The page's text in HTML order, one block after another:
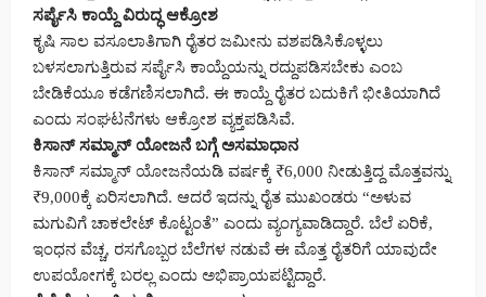
ಸರ್ಪೈಸಿ ಕಾಯ್ದೆ ವಿರುದ್ಧ ಆಕ್ರೋಶ
ಕೃಷಿ ಸಾಲ ವಸೂಲಾತಿಗಾಗಿ ರೈತರ ಜಮೀನು ವಶಪಡಿಸಿಕೊಳ್ಳಲು
ಬಳಸಲಾಗುತ್ತಿರುವ ಸರ್ಪೈಸಿ ಕಾಯ್ದೆಯನ್ನು ರದ್ದುಪಡಿಸಬೇಕು ಎಂಬ
ಬೇಡಿಕೆಯೂ ಕಡೆಗಣಿಸಲಾಗಿದೆ. ಈ ಕಾಯ್ದೆ ರೈತರ ಬದುಕಿಗೆ ಭೀತಿಯಾಗಿದೆ
ಎಂದು ಸಂಘಟನೆಗಳು ಆಕ್ರೋಶ ವ್ಯಕ್ತಪಡಿಸಿವೆ.
ಕಿಸಾನ್ ಸಮ್ಮಾನ್ ಯೋಜನೆ ಬಗ್ಗೆ ಅಸಮಾಧಾನ
ಕಿಸಾನ್ ಸಮ್ಮಾನ್ ಯೋಜನೆಯಡಿ ವರ್ಷಕ್ಕೆ ₹6,000 ನೀಡುತ್ತಿದ್ದ ಮೊತ್ತವನ್ನು
₹9,000ಕ್ಕೆ ಏರಿಸಲಾಗಿದೆ. ಆದರೆ ಇದನ್ನು ರೈತ ಮುಖಂಡರು “ಅಳುವ
ಮಗುವಿಗೆ ಚಾಕಲೇಟ್ ಕೊಟ್ಟಂತೆ” ಎಂದು ವ್ಯಂಗ್ಯವಾಡಿದ್ದಾರೆ. ಬೆಲೆ ಏರಿಕೆ,
ಇಂಧನ ವೆಚ್ಚ, ರಸಗೊಬ್ಬರ ಬೆಲೆಗಳ ನಡುವೆ ಈ ಮೊತ್ತ ರೈತರಿಗೆ ಯಾವುದೇ
ಉಪಯೋಗಕ್ಕೆ ಬರಲ್ಲ ಎಂದು ಅಭಿಪ್ರಾಯಪಟ್ಟಿದ್ದಾರೆ.